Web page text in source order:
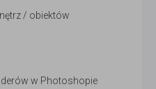
/ obiektów
w Photoshopie